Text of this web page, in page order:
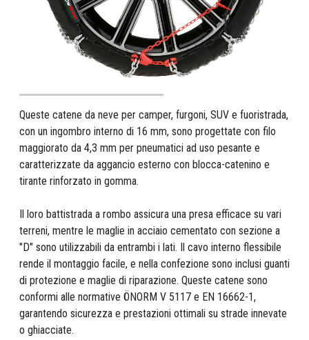
Queste catene da neve per camper, furgoni, SUV e fuoristrada,
con un ingombro interno di 16 mm, sono progettate con filo
maggiorato da 4,3 mm per pneumatici ad uso pesante e
caratterizzate da aggancio esterno con blocca-catenino e
tirante rinforzato in gomma.
Il loro battistrada a rombo assicura una presa efficace su vari
terreni, mentre le maglie in acciaio cementato con sezione a
"D" sono utilizzabili da entrambi i lati. Il cavo interno flessibile
rende il montaggio facile, e nella confezione sono inclusi guanti
di protezione e maglie di riparazione. Queste catene sono
conformi alle normative ÖNORM V 5117 e EN 16662-1,
garantendo sicurezza e prestazioni ottimali su strade innevate
o ghiacciate.